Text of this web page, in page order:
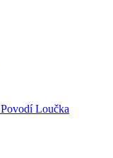
Loučka